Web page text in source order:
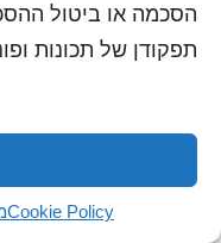
הסכמה או ביטול
תפקודן של תכונות
Cookie Policy